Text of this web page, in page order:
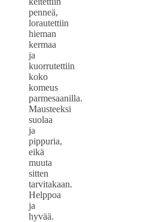
penneä,
lorautettiin
hieman
kermaa
ja
kuorrutettiin
koko
komeus
parmesaanilla.
Mausteeksi
suolaa
ja
pippuria,
eikä
muuta
sitten
tarvitakaan.
Helppoa
ja
hyvää.